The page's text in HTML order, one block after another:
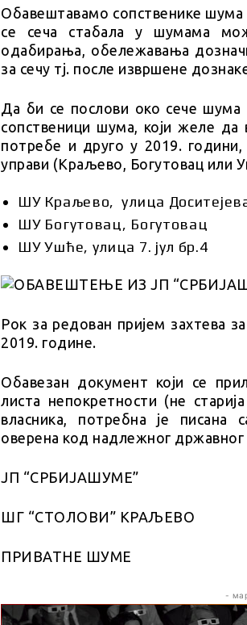
Обавештавамо сопственике
се сеча стабала у шумама
одабирања, обележавања
за сечу тј. после извршене
Да би се послови око сече
сопственици шума, који желе да
потребе и друго у 2019.
управи (Краљево, Богутовац или
ШУ Краљево, улица
ШУ Богутовац, Богутовац
ШУ Ушће, улица 7. јул бр.4
Рок за редован пријем захтева
2019. године.
Обавезан документ који се
листа непокретности (не
власника, потребна је писана
оверена код надлежног државног
ЈП “СРБИЈАШУМЕ”
ШГ “СТОЛОВИ” КРАЉЕВО
ПРИВАТНЕ ШУМЕ
-